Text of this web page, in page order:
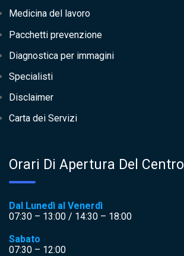
Medicina del lavoro
Pacchetti prevenzione
Diagnostica per immagini
Specialisti
Disclaimer
Carta dei Servizi
Orari Di Apertura Del Centro
Dal Lunedì al Venerdì
07:30 – 13:00 / 14:30 – 18:00
Sabato
07:30 – 12:00